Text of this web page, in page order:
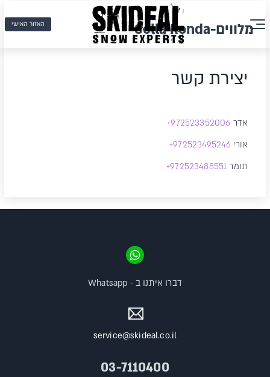
האזור האישי מלווים-Sella Ronda
יצירת קשר
אדר 972523352006
+
אורי
972523495246
+
תומר
972523488551
+
service@skideal.co.il
03-7110400
דברו איתנו ב - Whatsapp